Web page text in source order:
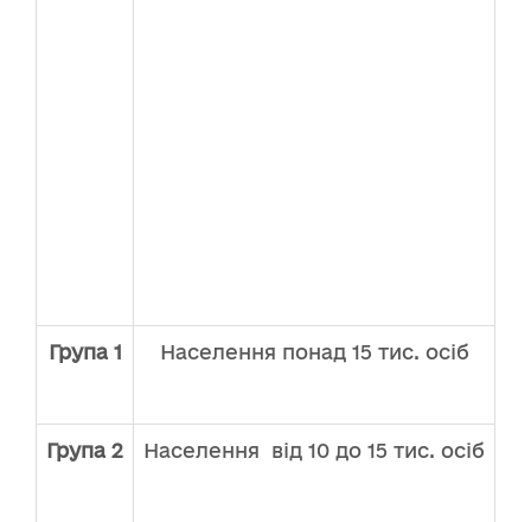
Група 1 Населення понад 15 тис. осіб
Група 2 Населення від 10 до 15 тис. осіб